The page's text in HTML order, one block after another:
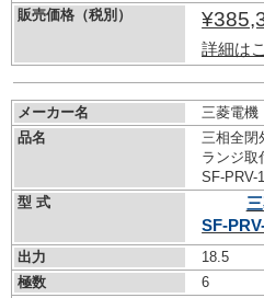
販売価格（税別）
詳細は
メーカー名
三菱電機
品名
三相全閉
ランジ取
SF-PRV-
型 式
SF-
出力
18.5
極数
6